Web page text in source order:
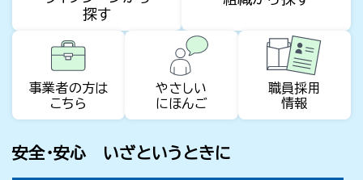
探す
事業者の方は
こちら
やさしい
にほんご
職員採用
情報
安全・安心 いざというときに